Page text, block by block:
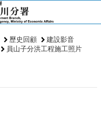
歷史回顧
建設影音
員山子分洪工程施工照片